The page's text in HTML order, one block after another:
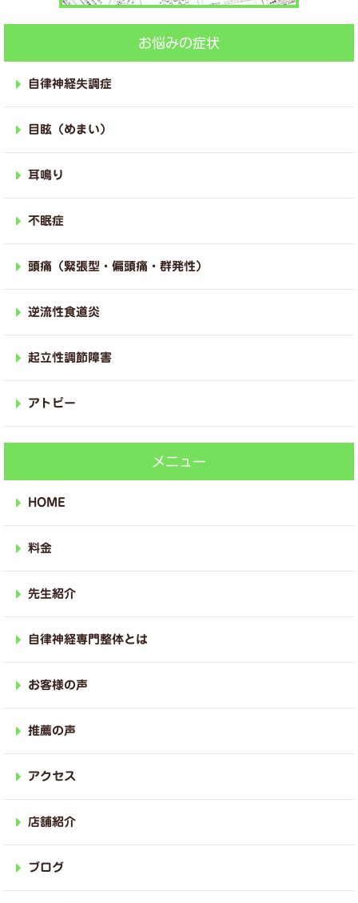
お悩みの症状
自律神経失調症
目眩（めまい）
耳鳴り
不眠症
頭痛（緊張型・偏頭痛・群発性）
逆流性食道炎
起立性調節障害
アトピー
メニュー
HOME
料金
先生紹介
自律神経専門整体とは
お客様の声
推薦の声
アクセス
店舗紹介
ブログ